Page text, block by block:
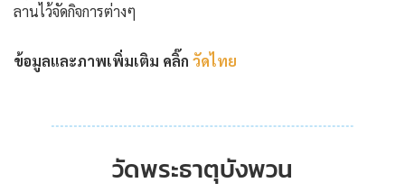
ลานไว้จัดกิจการต่างๆ
ข้อมูลและภาพเพิ่มเติม คลิ๊ก วัดไทย
วัดพระธาตุบังพวน